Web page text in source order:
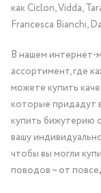
как Ciclon, Vidda,
Francesca Bianchi,
В нашем интернет-
ассортимент, где
можете купить
которые придадут
купить бижутерию
вашу
чтобы вы могли
поводов – от